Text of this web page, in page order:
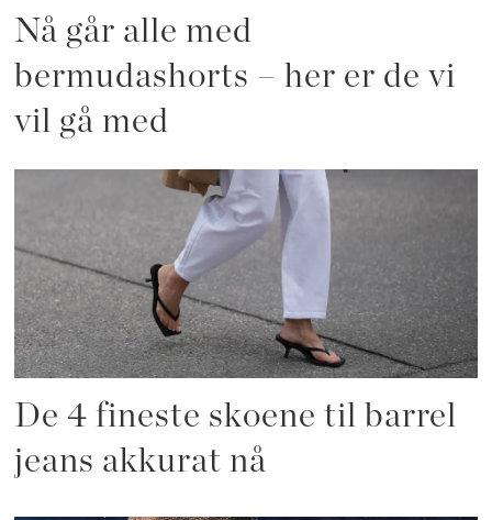
Nå går alle med
bermudashorts – her er de vi
vil gå med
De 4 fineste skoene til barrel
jeans akkurat nå